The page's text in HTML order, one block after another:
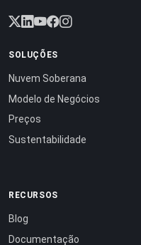
SOLUÇÕES
Nuvem Soberana
Modelo de Negócios
Preços
Sustentabilidade
RECURSOS
Blog
Documentação